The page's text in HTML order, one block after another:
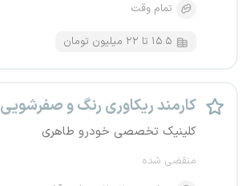
تمام وقت
۱۵.۵ تا ۲۲ میلیون تومان
کارمند ریکاوری رنگ و صفرشویی
کلینیک تخصصی خودرو طاهری
منقضی شده